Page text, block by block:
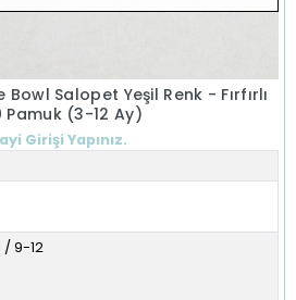
Bowl Salopet Yeşil Renk - Fırfırlı
Pamuk (3-12 Ay)
Girişi Yapınız.
9-12